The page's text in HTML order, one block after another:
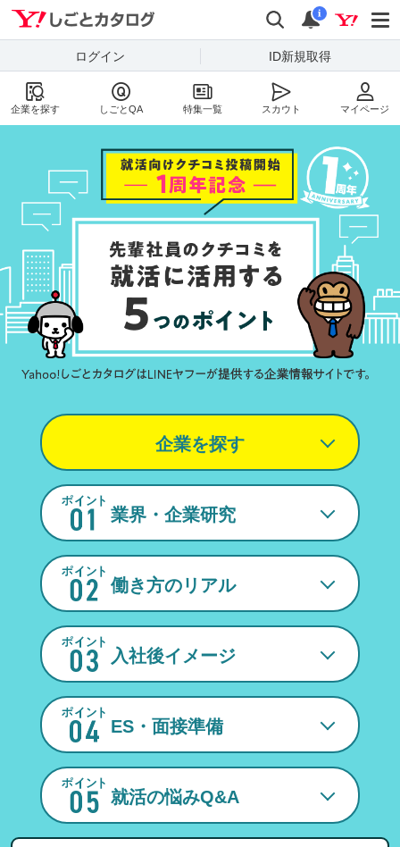
検索
通知数：
i
ログイン ID新規取得
企業を探す しごとQA 特集一覧 スカウト マイページ
業界・企業研究
働き方のリアル
入社後イメージ
ES・面接準備
就活の悩みQ&A
企業を探す